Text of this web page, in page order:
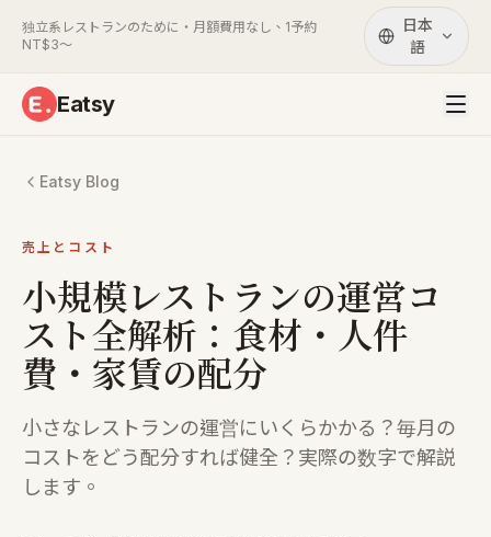
独立系レストランのために・月額費用なし、1予約
NT$3〜
日本
語
Eatsy
Eatsy Blog
売上とコスト
小規模レストランの運営コ
スト全解析：食材・人件
費・家賃の配分
小さなレストランの運営にいくらかかる？毎月の
コストをどう配分すれば健全？実際の数字で解説
します。